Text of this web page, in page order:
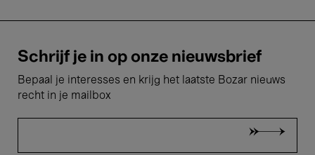
Schrijf je in op onze nieuwsbrief
Bepaal je interesses en krijg het laatste Bozar nieuws
recht in je mailbox